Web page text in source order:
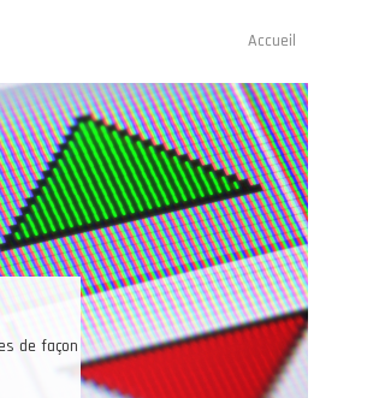
principale
Accueil
de